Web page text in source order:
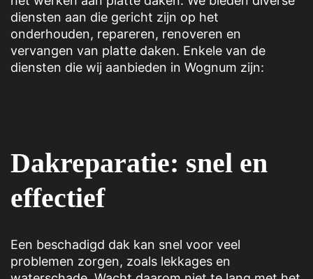
diensten aan die gericht zijn op het
onderhouden, repareren, renoveren en
vervangen van platte daken. Enkele van de
diensten die wij aanbieden in Wognum zijn:
Dakreparatie: snel en
effectief
Een beschadigd dak kan snel voor veel
problemen zorgen, zoals lekkages en